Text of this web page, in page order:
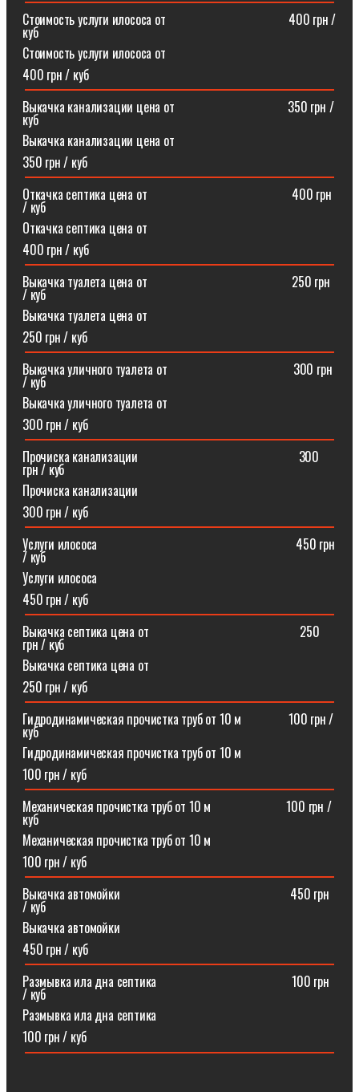
Стоимость услуги илососа от⠀⠀⠀⠀⠀⠀⠀⠀⠀⠀⠀⠀⠀400 грн /
куб
Стоимость услуги илососа от
400 грн / куб
Выкачка канализации цена от⠀⠀⠀⠀⠀⠀⠀⠀⠀⠀⠀⠀350 грн /
куб
Выкачка канализации цена от
350 грн / куб
Откачка септика цена от ⠀⠀⠀⠀⠀⠀⠀⠀⠀⠀⠀⠀⠀⠀⠀400 грн
/ куб
Откачка септика цена от
400 грн / куб
Выкачка туалета цена от ⠀⠀⠀⠀⠀⠀⠀⠀⠀⠀⠀⠀⠀⠀⠀250 грн
/ куб
Выкачка туалета цена от
250 грн / куб
Выкачка уличного туалета от ⠀⠀⠀⠀⠀⠀⠀⠀⠀⠀⠀⠀⠀300 грн
/ куб
Выкачка уличного туалета от
300 грн / куб
Прочиска канализации⠀⠀⠀⠀⠀⠀⠀⠀⠀⠀⠀⠀⠀⠀⠀⠀⠀300
грн / куб
Прочиска канализации
300 грн / куб
Услуги илососа⠀⠀⠀⠀⠀⠀⠀⠀⠀⠀⠀⠀⠀⠀⠀⠀⠀⠀⠀⠀⠀450 грн
/ куб
Услуги илососа
450 грн / куб
Выкачка септика цена от⠀⠀⠀⠀⠀⠀⠀⠀⠀⠀⠀⠀⠀⠀⠀⠀250
грн / куб
Выкачка септика цена от
250 грн / куб
Гидродинамическая прочистка труб от 10 м⠀⠀⠀⠀⠀100 грн /
куб
Гидродинамическая прочистка труб от 10 м
100 грн / куб
Механическая прочистка труб от 10 м⠀⠀⠀⠀⠀⠀⠀⠀100 грн /
куб
Механическая прочистка труб от 10 м
100 грн / куб
Выкачка автомойки⠀⠀⠀⠀⠀⠀⠀⠀⠀⠀⠀⠀⠀⠀⠀⠀⠀⠀450 грн
/ куб
Выкачка автомойки
450 грн / куб
Размывка ила дна септика ⠀⠀⠀⠀⠀⠀⠀⠀⠀⠀⠀⠀⠀⠀100 грн
/ куб
Размывка ила дна септика
100 грн / куб